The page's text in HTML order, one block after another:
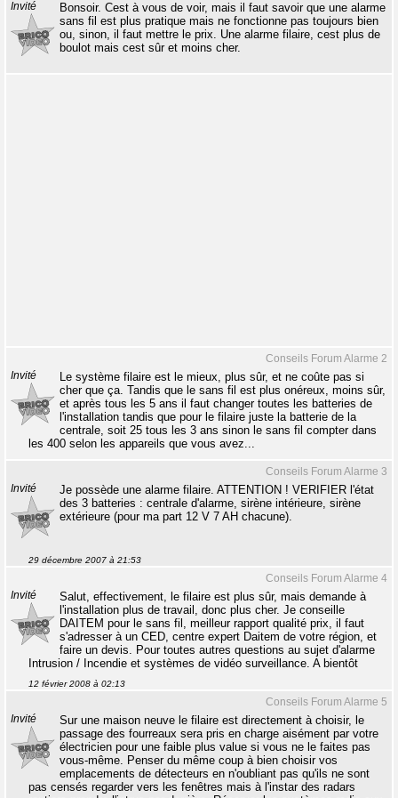
Invité
Bonsoir. Cest à vous de voir, mais il faut savoir que une alarme
sans fil est plus pratique mais ne fonctionne pas toujours bien
ou, sinon, il faut mettre le prix. Une alarme filaire, cest plus de
boulot mais cest sûr et moins cher.
Conseils Forum Alarme 2
Invité
Le système filaire est le mieux, plus sûr, et ne coûte pas si
cher que ça. Tandis que le sans fil est plus onéreux, moins sûr,
et après tous les 5 ans il faut changer toutes les batteries de
l'installation tandis que pour le filaire juste la batterie de la
centrale, soit 25 tous les 3 ans sinon le sans fil compter dans
les 400 selon les appareils que vous avez...
Conseils Forum Alarme 3
Invité
Je possède une alarme filaire. ATTENTION ! VERIFIER l'état
des 3 batteries : centrale d'alarme, sirène intérieure, sirène
extérieure (pour ma part 12 V 7 AH chacune).
29 décembre 2007 à 21:53
Conseils Forum Alarme 4
Invité
Salut, effectivement, le filaire est plus sûr, mais demande à
l'installation plus de travail, donc plus cher. Je conseille
DAITEM pour le sans fil, meilleur rapport qualité prix, il faut
s'adresser à un CED, centre expert Daitem de votre région, et
faire un devis. Pour toutes autres questions au sujet d'alarme
Intrusion / Incendie et systèmes de vidéo surveillance. A bientôt
12 février 2008 à 02:13
Conseils Forum Alarme 5
Invité
Sur une maison neuve le filaire est directement à choisir, le
passage des fourreaux sera pris en charge aisément par votre
électricien pour une faible plus value si vous ne le faites pas
vous-même. Penser du même coup à bien choisir vos
emplacements de détecteurs en n'oubliant pas qu'ils ne sont
pas censés regarder vers les fenêtres mais à l'instar des radars